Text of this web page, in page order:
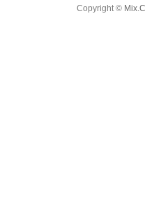
Copyright ©
TistoryWhaleSkin3.4